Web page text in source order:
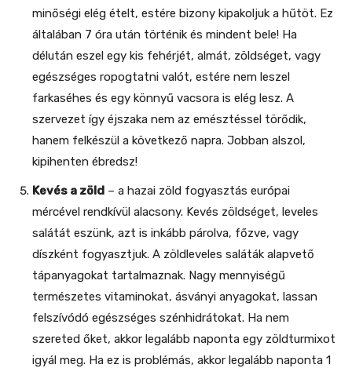
minőségi elég ételt, estére bizony kipakoljuk a hűtöt. Ez
általában 7 óra után történik és mindent bele! Ha
délután eszel egy kis fehérjét, almát, zöldséget, vagy
egészséges ropogtatni valót, estére nem leszel
farkaséhes és egy könnyű vacsora is elég lesz. A
szervezet így éjszaka nem az emésztéssel törődik,
hanem felkészül a következő napra. Jobban alszol,
kipihenten ébredsz!
Kevés a zöld – a hazai zöld fogyasztás európai
mércével rendkívül alacsony. Kevés zöldséget, leveles
salátát eszünk, azt is inkább párolva, főzve, vagy
díszként fogyasztjuk. A zöldleveles saláták alapvető
tápanyagokat tartalmaznak. Nagy mennyiségű
természetes vitaminokat, ásványi anyagokat, lassan
felszívódó egészséges szénhidrátokat. Ha nem
szereted őket, akkor legalább naponta egy zöldturmixot
igyál meg. Ha ez is problémás, akkor legalább naponta 1